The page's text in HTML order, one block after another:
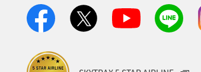
ANAショッピング A-style 世界遺産
トラウト